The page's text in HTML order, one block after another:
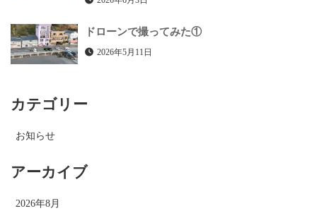
ドローンで撮ってみた①
2026年5月11日
カテゴリー
お知らせ
アーカイブ
2026年8月